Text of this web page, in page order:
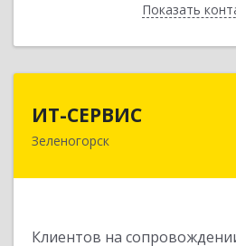
ПоказатьНазад
ИТ-СЕРВИС
Зеленогорск
Клиентов на
663690, Красноярский